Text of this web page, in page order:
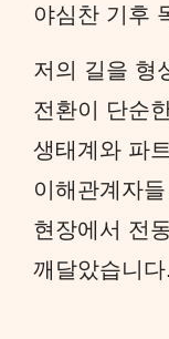
야심찬 기후
저의 길을 형
전환이 단순
생태계와 파
이해관계자
현장에서 전
깨달았습니다.